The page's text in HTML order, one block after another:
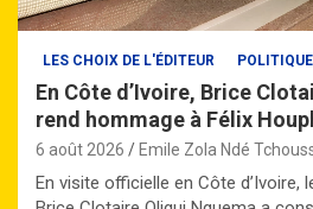
LES CHOIX DE L'ÉDITEUR POLITIQUE
En Côte d’Ivoire, Brice
rend hommage à Félix
6 août 2026 Emile Zola Ndé
En visite officielle en Côte d’Ivoire,